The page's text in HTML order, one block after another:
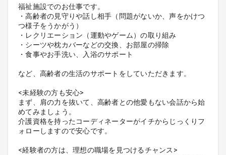
福祉施設でのお仕事です。
・高齢者の見守りや話し相手（問題がないか、声をかけつ
つ様子をうかがう）
・レクリエーション（運動やゲーム）の取り組み
・シーツや枕カバーなどの交換、お部屋の掃除
・食事やお手洗い、入浴のサポート
など、高齢者の生活のサポートをしていただきます。
<未経験の方も安心>
まず、肩の力を抜いて、高齢者との他愛もない会話から始
めてみましょう。
介護資格を持ったコーディネーターがイチからじっくりフ
ォローしますので安心です。
<経験者の方は、理想の職場を見つけるチャンス>